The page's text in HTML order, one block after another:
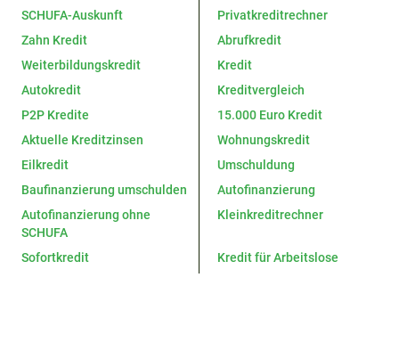
SCHUFA-Auskunft
Privatkreditrechner
Zahn Kredit
Abrufkredit
Weiterbildungskredit
Kredit
Autokredit
Kreditvergleich
P2P Kredite
15.000 Euro Kredit
Aktuelle Kreditzinsen
Wohnungskredit
Eilkredit
Umschuldung
Baufinanzierung umschulden
Autofinanzierung
Autofinanzierung ohne
SCHUFA
Kleinkreditrechner
Sofortkredit Kredit für Arbeitslose